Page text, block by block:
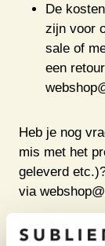
De
zijn voor
sale of
een
Heb je nog
mis met het
geleverd
via